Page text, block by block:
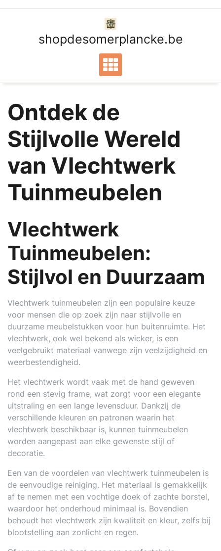
shopdesomerplancke.be
Ontdek de
Stijlvolle Wereld
van Vlechtwerk
Tuinmeubelen
Vlechtwerk
Tuinmeubelen:
Stijlvol en Duurzaam
Vlechtwerk tuinmeubelen zijn een populaire keuze
voor mensen die op zoek zijn naar stijlvolle en
duurzame meubelstukken voor hun buitenruimte. Het
vlechtwerk, ook wel bekend als wicker, is een
veelgebruikt materiaal vanwege zijn veelzijdigheid en
weerbestendigheid.
Het vlechtwerk wordt vaak met de hand geweven
rond een stevig frame, wat zorgt voor een elegante
uitstraling en een lange levensduur. Dankzij de
verschillende kleuren en patronen waarin het
vlechtwerk beschikbaar is, kunnen tuinmeubelen
worden aangepast aan elke gewenste stijl of
decoratie.
Een van de voordelen van vlechtwerk tuinmeubelen is
de eenvoudige reiniging. Het materiaal is gemakkelijk
af te nemen met een vochtige doek of zachte borstel,
waardoor het onderhoud minimaal is. Bovendien
behoudt het vlechtwerk zijn kwaliteit en kleur, zelfs bij
blootstelling aan zonlicht en regen.